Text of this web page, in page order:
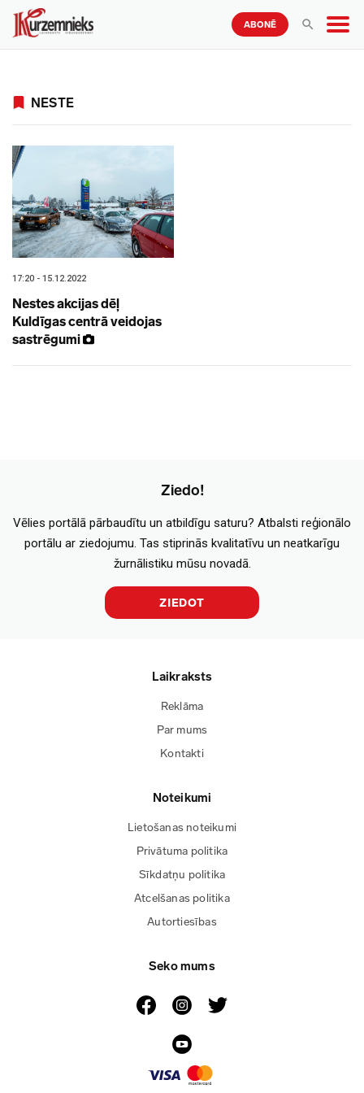
ABONĒ
NESTE
17:20 - 15.12.2022
Nestes akcijas dēļ
Kuldīgas centrā veidojas
sastrēgumi
Ziedo!
Vēlies portālā pārbaudītu un atbildīgu saturu? Atbalsti reģionālo
portālu ar ziedojumu. Tas stiprinās kvalitatīvu un neatkarīgu
žurnālistiku mūsu novadā.
ZIEDOT
Laikraksts
Reklāma
Par mums
Kontakti
Noteikumi
Lietošanas noteikumi
Privātuma politika
Sīkdatņu politika
Atcelšanas politika
Autortiesības
Seko mums